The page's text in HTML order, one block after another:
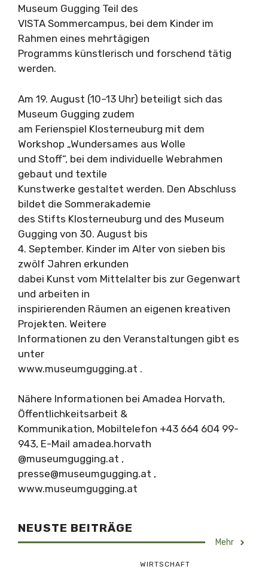
Museum Gugging Teil des
VISTA Sommercampus, bei dem Kinder im
Rahmen eines mehrtägigen
Programms künstlerisch und forschend tätig
werden.
Am 19. August (10–13 Uhr) beteiligt sich das
Museum Gugging zudem
am Ferienspiel Klosterneuburg mit dem
Workshop „Wundersames aus Wolle
und Stoff“, bei dem individuelle Webrahmen
gebaut und textile
Kunstwerke gestaltet werden. Den Abschluss
bildet die Sommerakademie
des Stifts Klosterneuburg und des Museum
Gugging von 30. August bis
4. September. Kinder im Alter von sieben bis
zwölf Jahren erkunden
dabei Kunst vom Mittelalter bis zur Gegenwart
und arbeiten in
inspirierenden Räumen an eigenen kreativen
Projekten. Weitere
Informationen zu den Veranstaltungen gibt es
unter
www.museumgugging.at .
Nähere Informationen bei Amadea Horvath,
Öffentlichkeitsarbeit &
Kommunikation, Mobiltelefon +43 664 604 99-
943, E-Mail amadea.horvath
@museumgugging.at ,
presse@museumgugging.at ,
www.museumgugging.at
NEUSTE BEITRÄGE
Mehr
WIRTSCHAFT